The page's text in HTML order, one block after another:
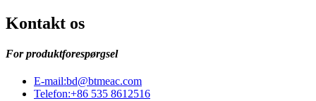
Kontakt os
For produktforespørgsel
E-mail:bd@btmeac.com
Telefon:+86 535 8612516